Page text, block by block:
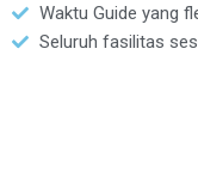
Waktu Guide yang
Seluruh fasilitas